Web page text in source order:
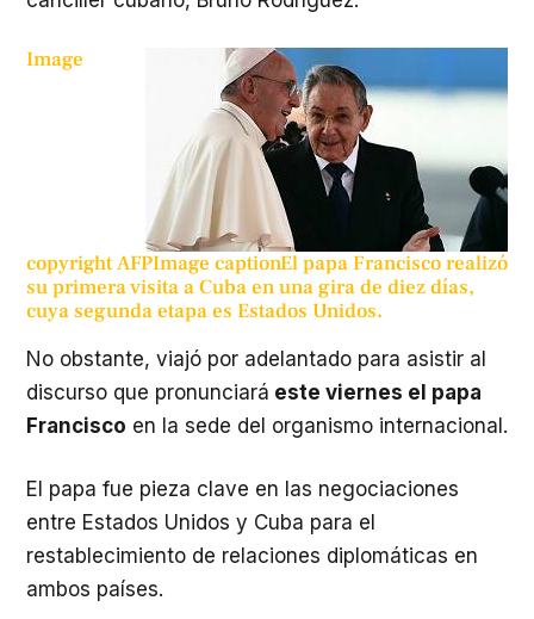
Image
copyrightAFPImage captionEl papa Francisco realizó
su primera visita a Cuba en una gira de diez días,
cuya segunda etapa es Estados Unidos.
No obstante, viajó por adelantado para asistir al
discurso que pronunciará este viernes el papa
Francisco en la sede del organismo internacional.
El papa fue pieza clave en las negociaciones
entre Estados Unidos y Cuba para el
restablecimiento de relaciones diplomáticas en
ambos países.